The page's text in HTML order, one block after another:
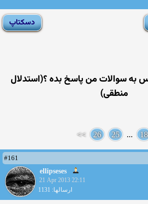
پس به سوالات من پاسخ بده ؟(استدلال
منطقی)
18
...
25
26
>>
#161
ellipseses
21 Apr 2013 22:11
ارسالها: 1131